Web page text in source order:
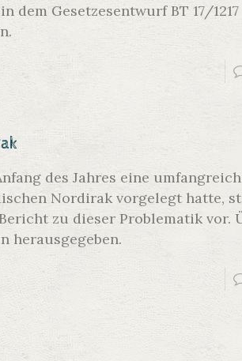
Gesetzesentwurf BT 17/1217
des Jahres eine
Nordirak vorgelegt hatte,
zu dieser Problematik vor.
herausgegeben.